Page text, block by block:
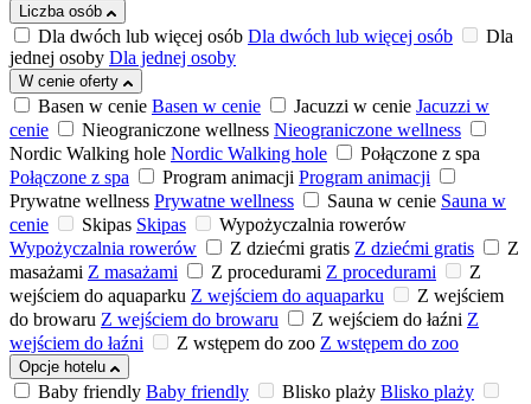
Liczba osób
Dla dwóch lub więcej osób Dla dwóch lub więcej osób
Dla
jednej osoby Dla jednej osoby
W cenie oferty
Basen w cenie Basen w cenie Jacuzzi w cenie Jacuzzi w
cenie
Nieograniczone wellness Nieograniczone wellness
Nordic Walking hole Nordic Walking hole
Połączone z spa
Połączone z spa
Program animacji Program animacji
Prywatne wellness Prywatne wellness Sauna w cenie Sauna w
cenie
Skipas Skipas
Wypożyczalnia rowerów
Wypożyczalnia rowerów
Z dziećmi gratis Z dziećmi gratis
Z
masażami Z masażami Z procedurami Z procedurami
Z
wejściem do aquaparku Z wejściem do aquaparku
Z wejściem
do browaru Z wejściem do browaru Z wejściem do łaźni Z
wejściem do łaźni
Z wstępem do zoo Z wstępem do zoo
Opcje hotelu
Baby friendly Baby friendly Blisko plaży Blisko plaży